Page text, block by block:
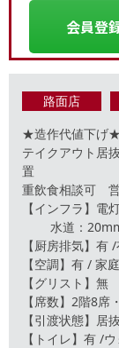
会員登
路面店
★造作代値下げ★
テイクアウト居
置
重飲食相談可
【インフラ
水道：
【厨房排気】有
【空調】有 / 家
【グリスト】無
【席数】2階8席
【引渡状態】居
【トイレ】有 /